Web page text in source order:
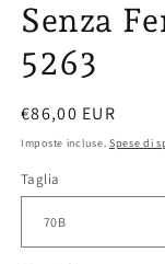
Senza
5263
Prezzo
di
€86,00 EUR
Imposte incluse. Spese di
Taglia